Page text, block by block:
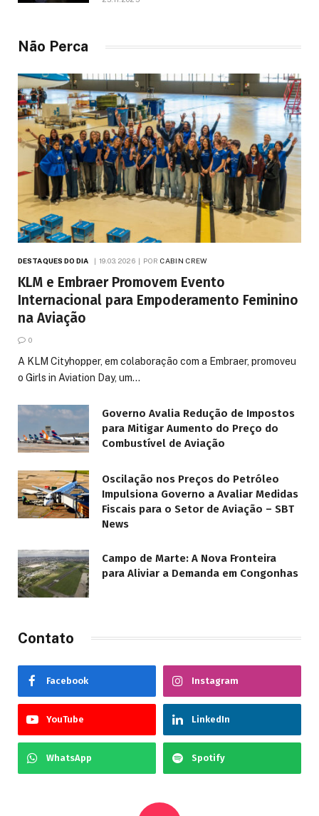
Não Perca
DESTAQUES DO DIA 19.03.2026 POR CABIN CREW
KLM e Embraer Promovem Evento
Internacional para Empoderamento Feminino
na Aviação
0
A KLM Cityhopper, em colaboração com a Embraer, promoveu
o Girls in Aviation Day, um…
Governo Avalia Redução de Impostos
para Mitigar Aumento do Preço do
Combustível de Aviação
Oscilação nos Preços do Petróleo
Impulsiona Governo a Avaliar Medidas
Fiscais para o Setor de Aviação – SBT
News
Campo de Marte: A Nova Fronteira
para Aliviar a Demanda em Congonhas
Contato
Facebook Instagram
YouTube LinkedIn
WhatsApp Spotify